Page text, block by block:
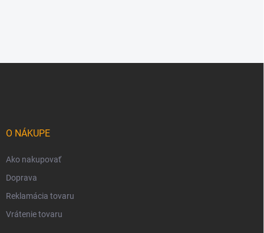
O NÁKUPE
Ako nakupovať
Doprava
Reklamácia tovaru
Vrátenie tovaru